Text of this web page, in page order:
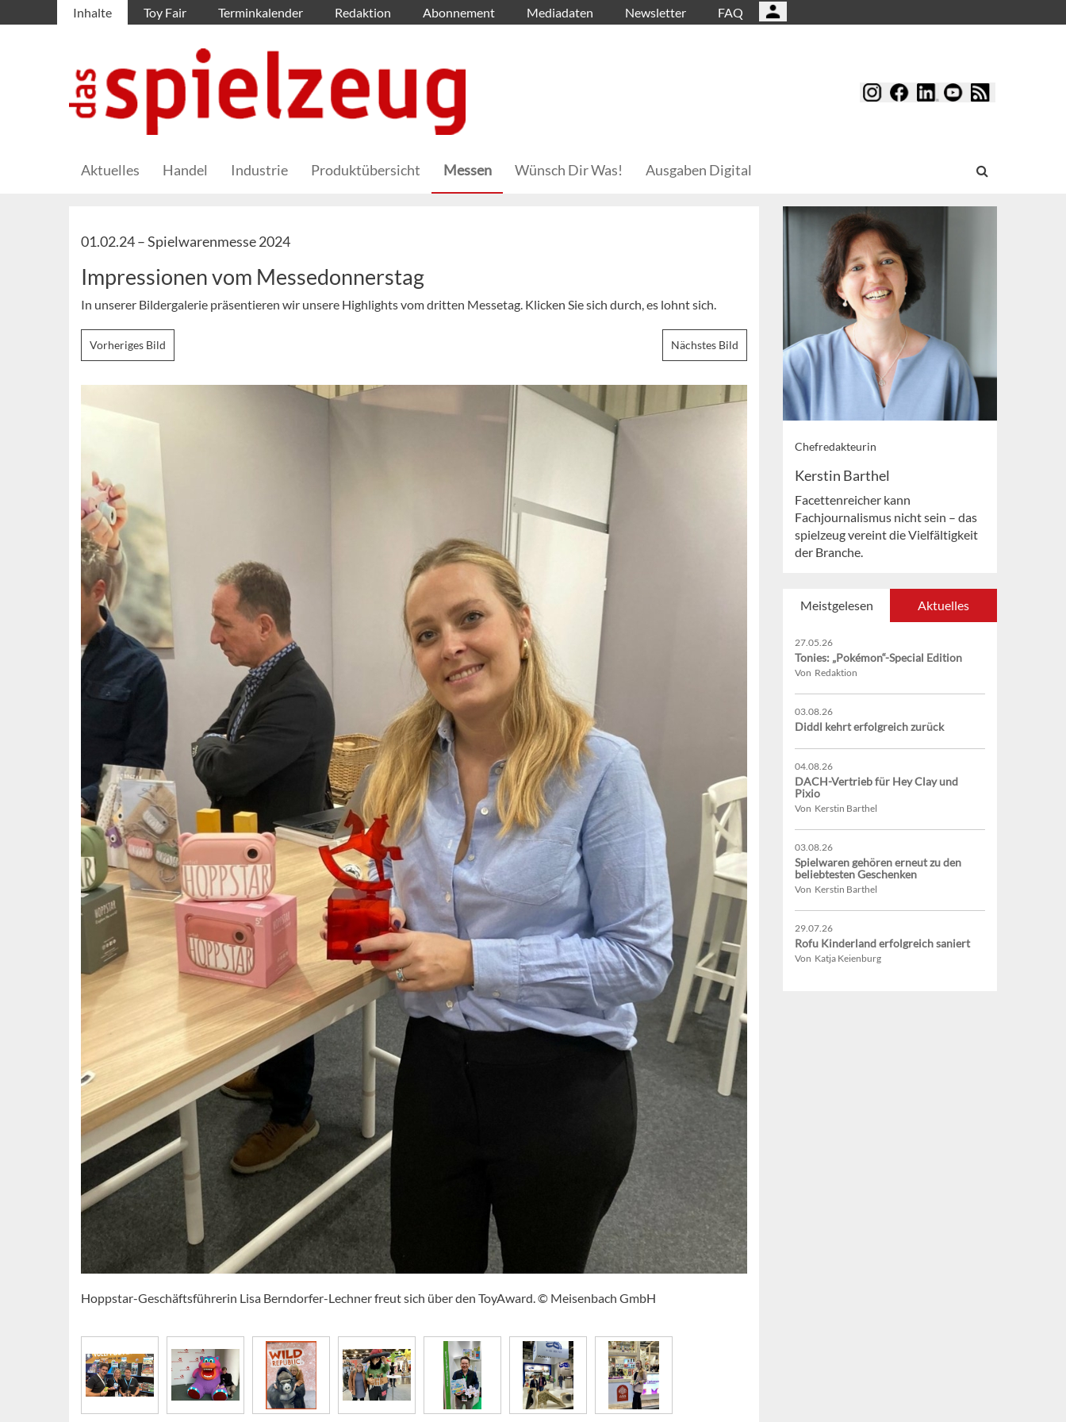
Inhalte Toy Fair Terminkalender Redaktion Abonnement Mediadaten Newsletter FAQ
Aktuelles Handel Industrie Produktübersicht Messen Wünsch Dir Was! Ausgaben Digital
01.02.24 –Spielwarenmesse 2024
Impressionen vom Messedonnerstag
In unserer Bildergalerie präsentieren wir unsere Highlights vom dritten Messetag. Klicken Sie sich durch, es lohnt sich.
Vorheriges Bild Nächstes Bild
Hoppstar-Geschäftsführerin Lisa Berndorfer-Lechner freut sich über den ToyAward. © Meisenbach GmbH
Chefredakteurin
Kerstin Barthel
Facettenreicher kann
Fachjournalismus nicht sein – das
spielzeug vereint die Vielfältigkeit
der Branche.
Meistgelesen Aktuelles
27.05.26
Tonies: „Pokémon“-Special Edition
Von Redaktion
03.08.26
Diddl kehrt erfolgreich zurück
04.08.26
DACH-Vertrieb für Hey Clay und
Pixio
Von Kerstin Barthel
03.08.26
Spielwaren gehören erneut zu den
beliebtesten Geschenken
Von Kerstin Barthel
29.07.26
Rofu Kinderland erfolgreich saniert
Von Katja Keienburg